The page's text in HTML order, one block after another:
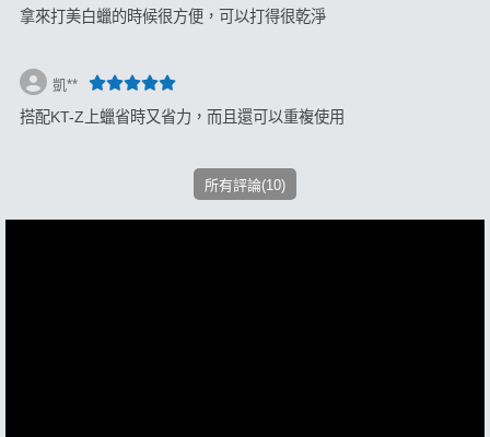
拿來打美白蠟的時候很方便，可以打得很乾淨
凱**
搭配KT-Z上蠟省時又省力，而且還可以重複使用
所有評論(10)